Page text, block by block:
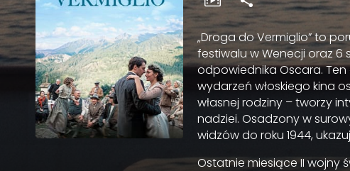
„Droga do Vermiglio” to
festiwalu w Wenecji oraz 6
odpowiednika Oscara. Ten
wydarzeń włoskiego kina
własnej rodziny – tworzy
nadziei. Osadzony w
widzów do roku 1944,
Ostatnie miesiące II wojny